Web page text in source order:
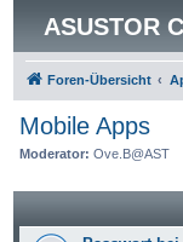
ASUSTOR
Foren-Übersicht
Mobile Apps
Moderator: Ove.B@AST